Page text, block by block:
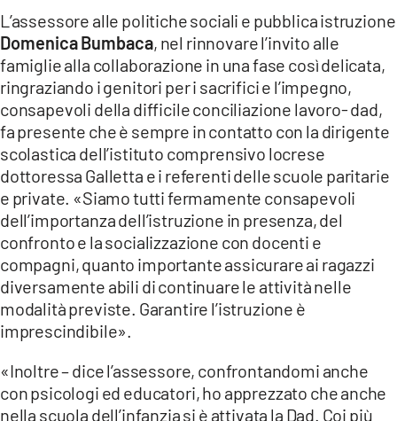
L’assessore alle politiche sociali e pubblica istruzione
Domenica Bumbaca, nel rinnovare l’invito alle
famiglie alla collaborazione in una fase così delicata,
ringraziando i genitori per i sacrifici e l’impegno,
consapevoli della difficile conciliazione lavoro- dad,
fa presente che è sempre in contatto con la dirigente
scolastica dell’istituto comprensivo locrese
dottoressa Galletta e i referenti delle scuole paritarie
e private. «Siamo tutti fermamente consapevoli
dell’importanza dell’istruzione in presenza, del
confronto e la socializzazione con docenti e
compagni, quanto importante assicurare ai ragazzi
diversamente abili di continuare le attività nelle
modalità previste. Garantire l’istruzione è
imprescindibile».
«Inoltre – dice l’assessore, confrontandomi anche
con psicologi ed educatori, ho apprezzato che anche
nella scuola dell’infanzia si è attivata la Dad. Coi più